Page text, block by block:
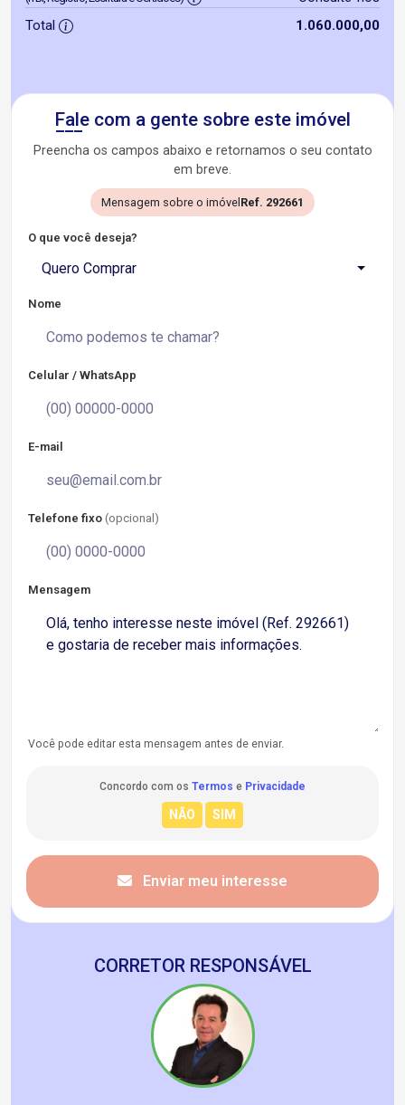
Total
1.060.000,00
Fale com a gente sobre este imóvel
Preencha os campos abaixo e retornamos o seu contato
em breve.
Mensagem sobre o imóvel Ref. 292661
O que você deseja?
Quero Comprar
Nome
Celular / WhatsApp
E-mail
Telefone fixo (opcional)
Mensagem
Você pode editar esta mensagem antes de enviar.
Concordo com os Termos e Privacidade
Enviar meu interesse
CORRETOR RESPONSÁVEL